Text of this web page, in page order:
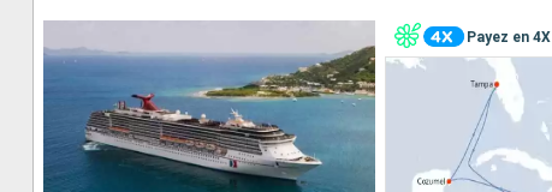
Payez en 4X